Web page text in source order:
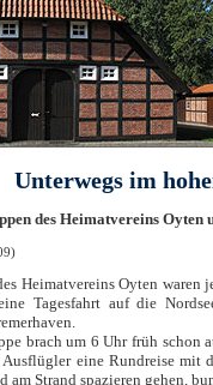
Unterwegs im
des Heimatvereins Oyten
Heimatvereins Oyten
Tagesfahrt auf die
brach um 6 Uhr früh schon
eine Rundreise mit
am Strand spazieren gehen,